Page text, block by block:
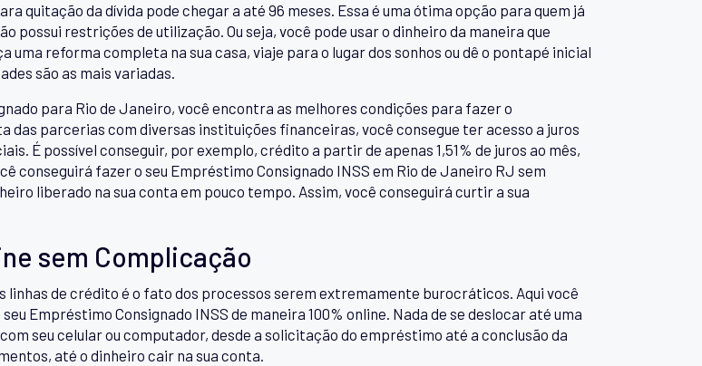
quitação da dívida pode chegar a até 96 meses. Essa é uma ótima opção para quem já
possui restrições de utilização. Ou seja, você pode usar o dinheiro da maneira que
uma reforma completa na sua casa, viaje para o lugar dos sonhos ou dê o pontapé inicial
são as mais variadas.
para Rio de Janeiro, você encontra as melhores condições para fazer o
das parcerias com diversas instituições financeiras, você consegue ter acesso a juros
É possível conseguir, por exemplo, crédito a partir de apenas 1,51% de juros ao mês,
conseguirá fazer o seu Empréstimo Consignado INSS em Rio de Janeiro RJ sem
liberado na sua conta em pouco tempo. Assim, você conseguirá curtir a sua
sem Complicação
de crédito é o fato dos processos serem extremamente burocráticos. Aqui você
Empréstimo Consignado INSS de maneira 100% online. Nada de se deslocar até uma
seu celular ou computador, desde a solicitação do empréstimo até a conclusão da
até o dinheiro cair na sua conta.